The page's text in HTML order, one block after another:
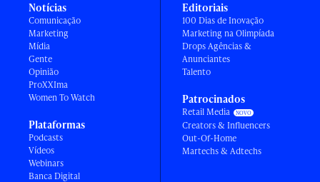
Notícias
Comunicação
Marketing
Mídia
Gente
Opinião
ProXXIma
Women To Watch
Plataformas
Podcasts
Vídeos
Webinars
Banca Digital
Editoriais
100 Dias de Inovação
Marketing na Olimpíada
Drops Agências &
Anunciantes
Talento
Patrocinados
Retail Media
Creators & Influencers
Out-Of-Home
Martechs & Adtechs